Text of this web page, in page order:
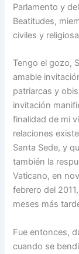
Parlamento y
Beatitudes,
civiles y
Tengo el gozo,
amable
patriarcas y
invitación
finalidad de mi
relaciones
Santa Sede, y
también la
Vaticano, en
febrero del
meses más
Fue entonces,
cuando se